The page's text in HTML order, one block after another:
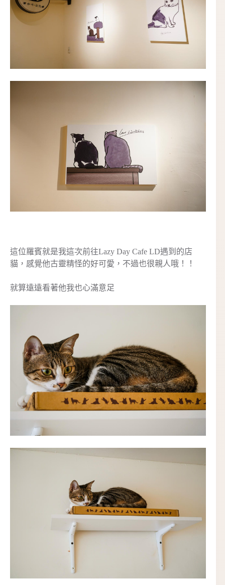
這位羅賓就是我這次前往Lazy Day Cafe LD遇到的店
貓，感覺他古靈精怪的好可愛，不過也很親人哦！！
就算遠遠看著他我也心滿意足